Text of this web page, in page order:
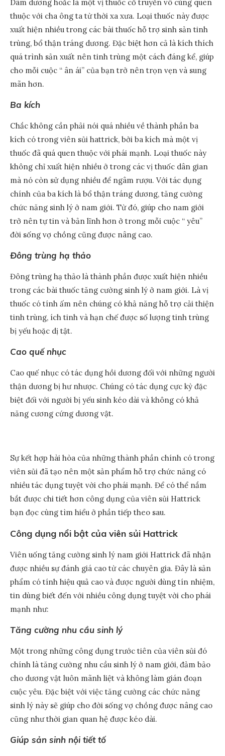
Dâm dương hoắc là một vị thuốc cổ truyền vô cùng quen
thuộc với cha ông ta từ thời xa xưa. Loại thuốc này được
xuất hiện nhiều trong các bài thuốc hỗ trợ sinh sản tinh
trùng, bổ thận tráng dương. Đặc biệt hơn cả là kích thích
quá trình sản xuất nên tinh trùng một cách đáng kể, giúp
cho mỗi cuộc “ ân ái” của bạn trở nên trọn vẹn và sung
mãn hơn.
Ba kích
Chắc không cần phải nói quá nhiều về thành phần ba
kích có trong viên sủi hattrick, bởi ba kích mà một vị
thuốc đã quá quen thuộc với phái mạnh. Loại thuốc này
không chỉ xuất hiện nhiều ở trong các vị thuốc dân gian
mà nó còn sử dụng nhiều để ngâm rượu. Với tác dụng
chính của ba kích là bổ thận tráng dương, tăng cường
chức năng sinh lý ở nam giới. Từ đó, giúp cho nam giới
trở nên tự tin và bản lĩnh hơn ở trong mỗi cuộc “ yêu”
đời sống vợ chồng cũng được nâng cao.
Đông trùng hạ thảo
Đông trùng hạ thảo là thành phần được xuất hiện nhiều
trong các bài thuốc tăng cường sinh lý ở nam giới. Là vị
thuốc có tính ấm nên chúng có khả năng hỗ trợ cải thiện
tinh trùng, ích tinh và hạn chế được số lượng tinh trùng
bị yếu hoặc dị tật.
Cao quế nhục
Cao quế nhục có tác dụng hồi dương đối với những người
thận dương bị hư nhược. Chúng có tác dụng cực kỳ đặc
biệt đối với người bị yếu sinh kéo dài và không có khả
năng cương cứng dương vật.
Sự kết hợp hài hòa của những thành phần chính có trong
viên sủi đã tạo nên một sản phẩm hỗ trợ chức năng có
nhiều tác dụng tuyệt vời cho phái mạnh. Để có thể nắm
bắt được chi tiết hơn công dụng của viên sủi Hattrick
bạn đọc cùng tìm hiểu ở phần tiếp theo sau.
Công dụng nổi bật của viên sủi Hattrick
Viên uống tăng cường sinh lý nam giới Hattrick đã nhận
được nhiều sự đánh giá cao từ các chuyên gia. Đây là sản
phẩm có tính hiệu quả cao và được người dùng tín nhiệm,
tin dùng biết đến với nhiều công dụng tuyệt vời cho phái
mạnh như:
Tăng cường nhu cầu sinh lý
Một trong những công dụng trước tiên của viên sủi đó
chính là tăng cường nhu cầu sinh lý ở nam giới, đảm bảo
cho dương vật luôn mãnh liệt và không làm gián đoạn
cuộc yêu. Đặc biệt với việc tăng cường các chức năng
sinh lý này sẽ giúp cho đời sống vợ chồng được nâng cao
cũng như thời gian quan hệ được kéo dài.
Giúp sản sinh nội tiết tố